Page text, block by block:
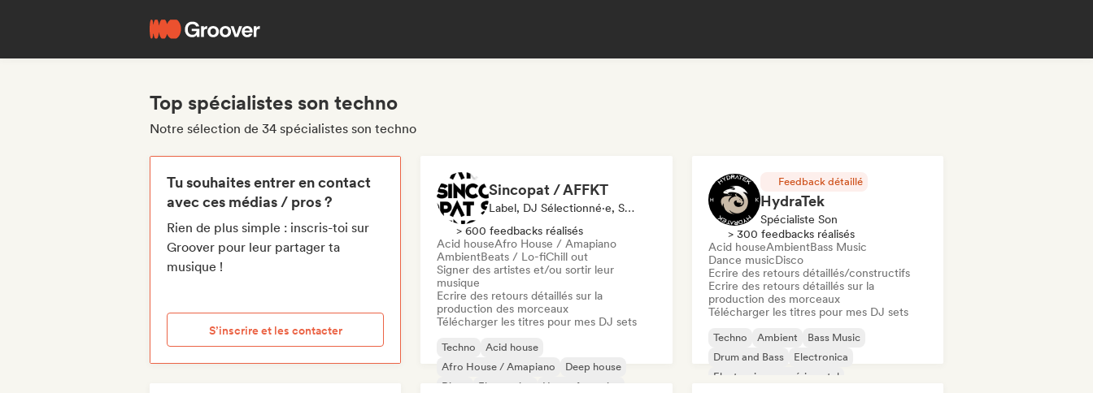
Top spécialistes son techno
Notre sélection de 34 spécialistes son techno
Tu souhaites entrer en contact
avec ces médias / pros ?
Rien de plus simple : inscris-toi sur
Groover pour leur partager ta
musique !
S’inscrire et les contacter
Sincopat / AFFKT
Label, DJ Sélectionné·e, Spécialiste Son
> 600 feedbacks réalisés
Acid houseAfro House / Amapiano
AmbientBeats / Lo-fiChill out
Signer des artistes et/ou sortir leur
musique
Ecrire des retours détaillés sur la
production des morceaux
Télécharger les titres pour mes DJ sets
Techno
Acid house
Afro House / Amapiano
Deep house
Disco
Electronica
House française
Feedback détaillé
HydraTek
Spécialiste Son
> 300 feedbacks réalisés
Acid houseAmbientBass Music
Dance musicDisco
Ecrire des retours détaillés/constructifs
Ecrire des retours détaillés sur la
production des morceaux
Télécharger les titres pour mes DJ sets
Techno Ambient
Bass Music
Drum and Bass
Electronica
Electronique expérimental